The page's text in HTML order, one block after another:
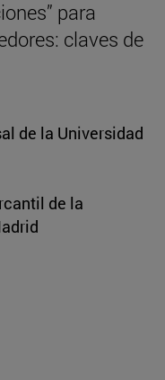
para
claves de
de la Universidad
de la